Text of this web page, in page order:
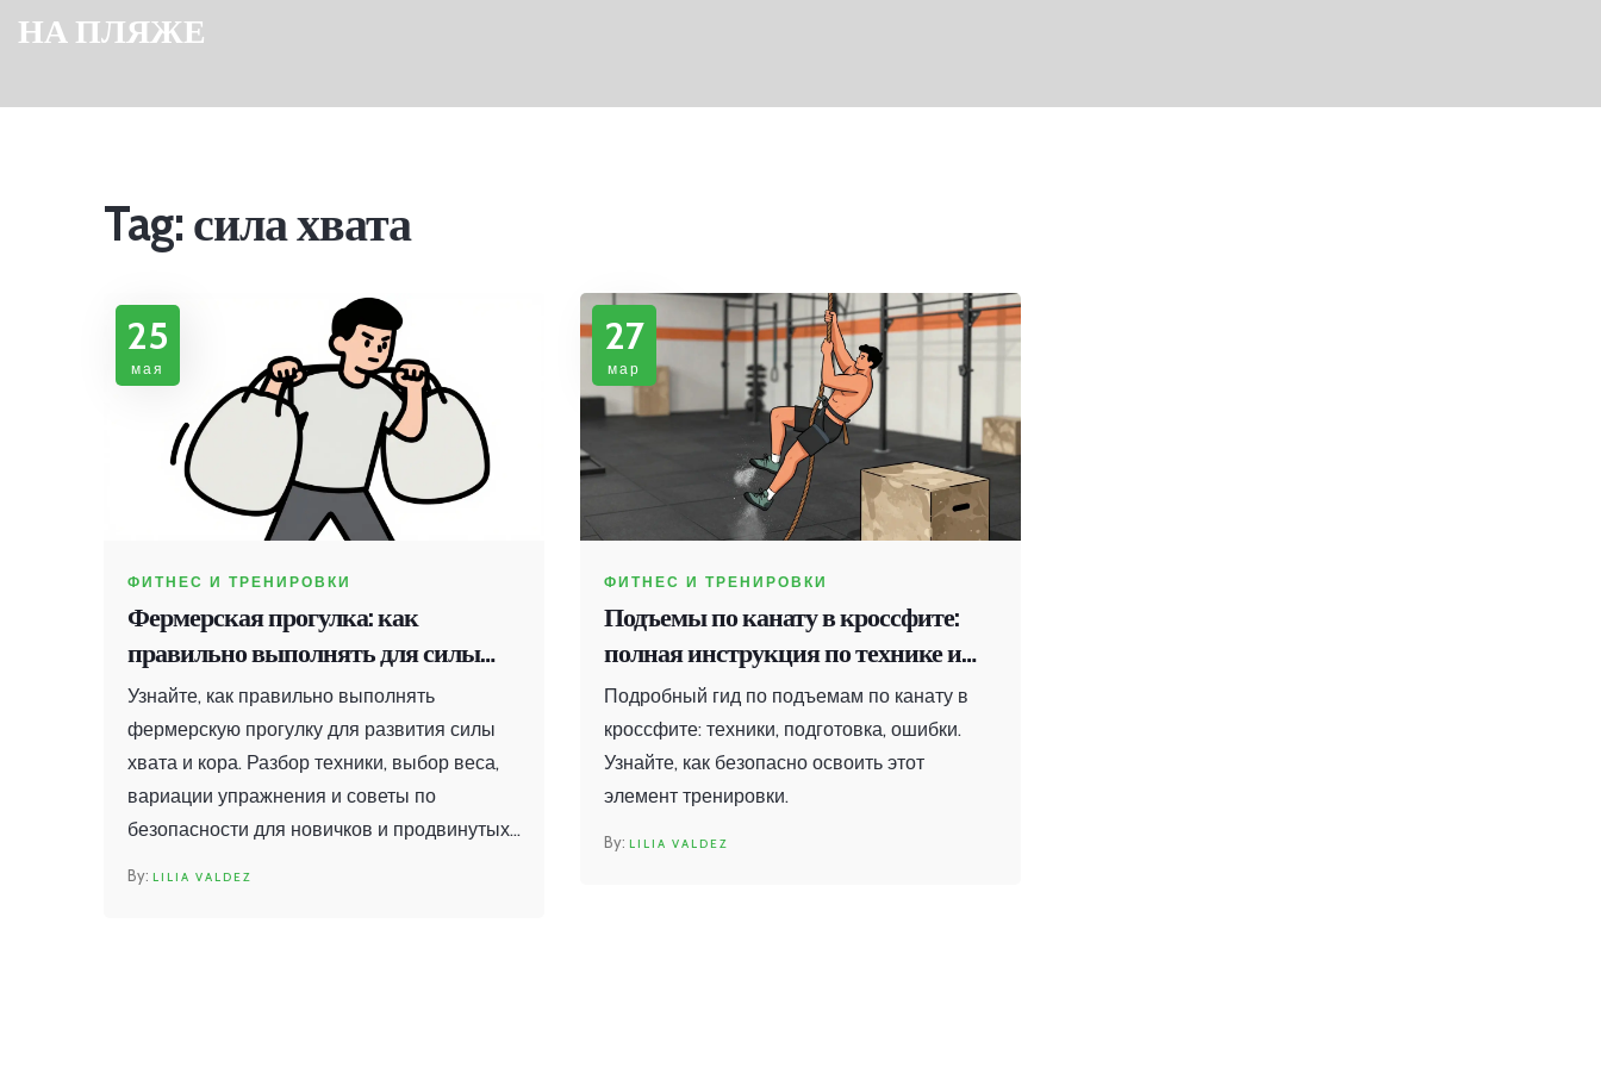
НА ПЛЯЖЕ
Tag: сила хвата
25
мая
ФИТНЕС И ТРЕНИРОВКИ
Фермерская прогулка: как
правильно выполнять для силы
хвата и кора
Узнайте, как правильно выполнять
фермерскую прогулку для развития силы
хвата и кора. Разбор техники, выбор веса,
вариации упражнения и советы по
безопасности для новичков и продвинутых
LILIA VALDEZ
27
мар
ФИТНЕС И ТРЕНИРОВКИ
Подъемы по канату в кроссфите:
полная инструкция по технике и
подготовке
Подробный гид по подъемам по канату в
кроссфите: техники, подготовка, ошибки.
Узнайте, как безопасно освоить этот
элемент тренировки.
LILIA VALDEZ